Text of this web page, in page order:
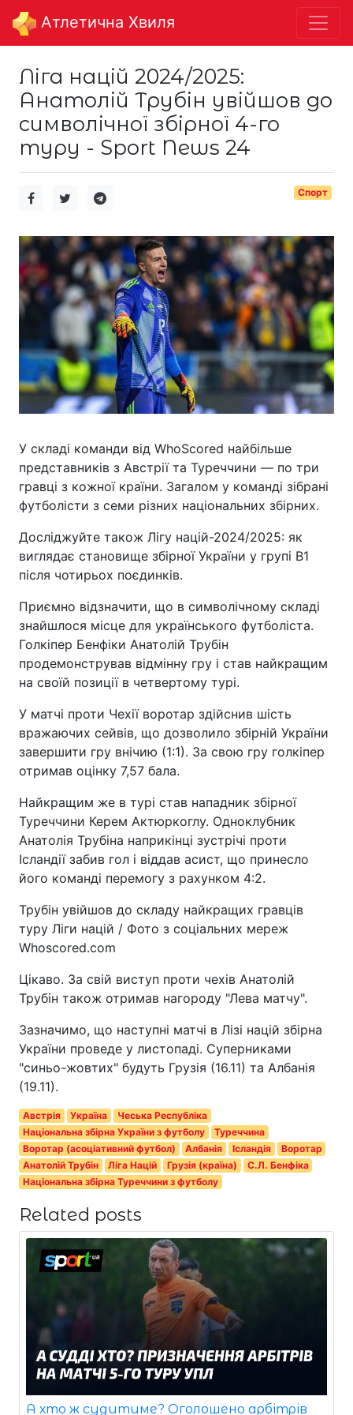
Aтлетична Хвиля
Ліга націй 2024/2025:
Анатолій Трубін увійшов до
символічної збірної 4-го
туру - Sport News 24
Спорт
У складі команди від WhoScored найбільше
представників з Австрії та Туреччини — по три
гравці з кожної країни. Загалом у команді зібрані
футболісти з семи різних національних збірних.
Досліджуйте також Лігу націй-2024/2025: як
виглядає становище збірної України у групі В1
після чотирьох поєдинків.
Приємно відзначити, що в символічному складі
знайшлося місце для українського футболіста.
Голкіпер Бенфіки Анатолій Трубін
продемонстрував відмінну гру і став найкращим
на своїй позиції в четвертому турі.
У матчі проти Чехії воротар здійснив шість
вражаючих сейвів, що дозволило збірній України
завершити гру внічию (1:1). За свою гру голкіпер
отримав оцінку 7,57 бала.
Найкращим же в турі став нападник збірної
Туреччини Керем Актюркоглу. Одноклубник
Анатолія Трубіна наприкінці зустрічі проти
Ісландії забив гол і віддав асист, що принесло
його команді перемогу з рахунком 4:2.
Трубін увійшов до складу найкращих гравців
туру Ліги націй / Фото з соціальних мереж
Whoscored.com
Цікаво. За свій виступ проти чехів Анатолій
Трубін також отримав нагороду "Лева матчу".
Зазначимо, що наступні матчі в Лізі націй збірна
України проведе у листопаді. Суперниками
"синьо-жовтих" будуть Грузія (16.11) та Албанія
(19.11).
Австрія Україна
Чеська Республіка
Національна збірна України з футболу
Туреччина
Воротар (асоціативний футбол)
Албанія Ісландія
Воротар
Анатолій Трубін
Ліга Націй Грузія (країна)
С.Л. Бенфіка
Національна збірна Туреччини з футболу
Related posts
А хто ж судитиме? Оголошено арбітрів